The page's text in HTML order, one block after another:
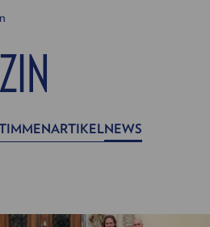
ARTIKELNEWS